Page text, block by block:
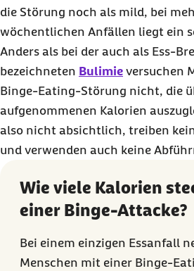
die Störung noch als mild, bei
wöchentlichen Anfällen liegt ein
Anders als bei der auch als Ess-
bezeichneten Bulimie versuchen
Binge-Eating-Störung nicht, die
aufgenommenen Kalorien
also nicht absichtlich, treiben
und verwenden auch keine
Wie viele Kalorien
einer Binge-Attacke?
Bei einem einzigen Essanfall
Menschen mit einer Binge-